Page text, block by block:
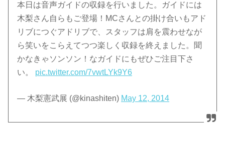
本日は音声ガイドの収録を行いました。ガイドには
木梨さん自らもご登場！MCさんとの掛け合いもアド
リブにつぐアドリブで、スタッフは肩を震わせなが
ら笑いをこらえてつつ楽しく収録を終えました。聞
かなきゃソンソン！なガイドにもぜひご注目下さ
い。 pic.twitter.com/7vwtLYk9Y6
— 木梨憲武展 (@kinashiten) May 12, 2014